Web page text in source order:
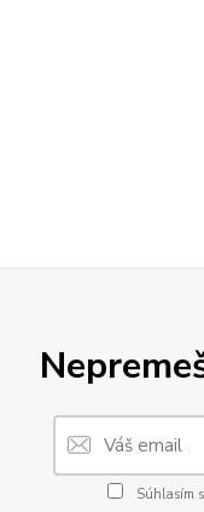
Súhlasím